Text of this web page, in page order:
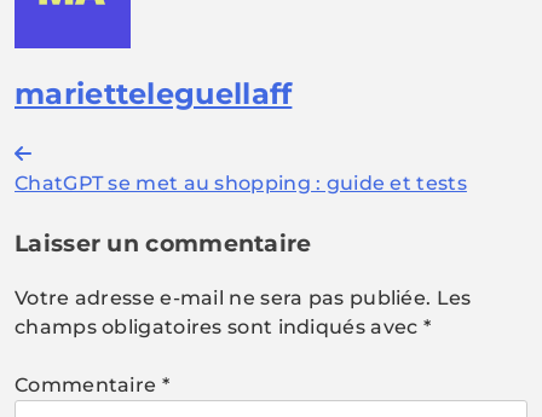
marietteleguellaff
Navigation
de
l’article
ChatGPT se met au shopping : guide et tests
Laisser un commentaire
Votre adresse e-mail ne sera pas publiée. Les
champs obligatoires sont indiqués avec *
Commentaire *